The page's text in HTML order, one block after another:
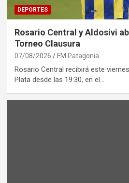
DEPORTES
Rosario Central y Aldosivi
Torneo Clausura
07/08/2026 FM Patagonia
Rosario Central recibirá este
Plata desde las 19:30, en el…